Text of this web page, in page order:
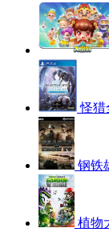
怪猎
钢铁
植物